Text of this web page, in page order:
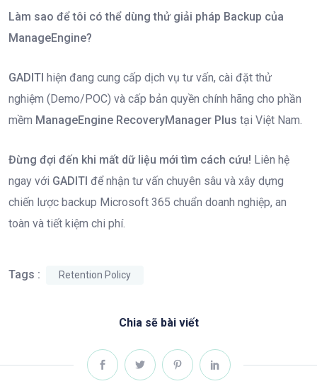
Làm sao để tôi có thể dùng thử giải pháp Backup của
ManageEngine?
GADITI hiện đang cung cấp dịch vụ tư vấn, cài đặt thử
nghiệm (Demo/POC) và cấp bản quyền chính hãng cho phần
mềm ManageEngine RecoveryManager Plus tại Việt Nam.
Đừng đợi đến khi mất dữ liệu mới tìm cách cứu! Liên hệ
ngay với GADITI để nhận tư vấn chuyên sâu và xây dựng
chiến lược backup Microsoft 365 chuẩn doanh nghiệp, an
toàn và tiết kiệm chi phí.
Tags : Retention Policy
Chia sẽ bài viết